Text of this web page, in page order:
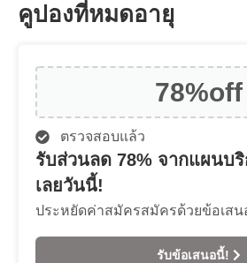
คูปองที่หมดอายุ
78%off
ตรวจสอบแล้ว
รับส่วนลด 78% จากแผนบริ
เลยวันนี้!
ประหยัดค่าสมัครสมัครด้วยข้อเส
รับข้อเสนอนี้!